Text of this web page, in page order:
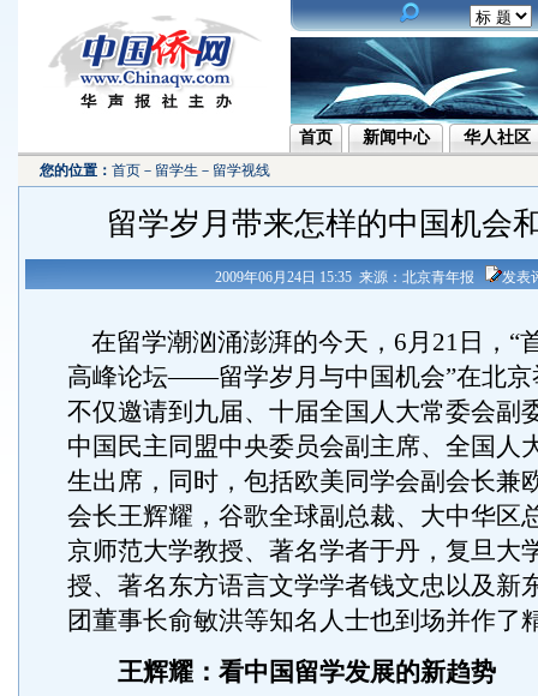
首页 新闻中心 华人社区
您的位置： 首页 － 留学生 － 留学视线
留学岁月带来怎样的中国机会
2009年06月24日 15:35 来源：北京青年报 发表
在留学潮汹涌澎湃的今天，6月21日，“
高峰论坛——留学岁月与中国机会”在北京
不仅邀请到九届、十届全国人大常委会副
中国民主同盟中央委员会副主席、全国人
生出席，同时，包括欧美同学会副会长兼
会长王辉耀，谷歌全球副总裁、大中华区
京师范大学教授、著名学者于丹，复旦大
授、著名东方语言文学学者钱文忠以及新
团董事长俞敏洪等知名人士也到场并作了
王辉耀：看中国留学发展的新趋势